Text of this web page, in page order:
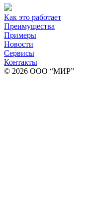
Как это работает
Преимущества
Примеры
Новости
Сервисы
Контакты
© 2026 ООО “МИР”